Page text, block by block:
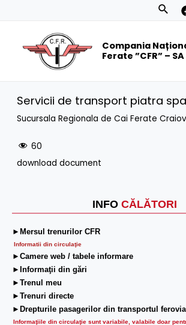
Compania
Ferate ”CFR” – SA
INFO CĂLĂTORI
►Mersul trenurilor CFR
Informatii din circulaţie
►Camere web / tabele informare
►Informaţii din gări
►Trenul meu
►Trenuri directe
►Drepturile pasagerilor din transportul
Informaţiile din circulaţie sunt variabile, valabile doar
Servicii de transport piatra
Sucursala Regionala de Cai Ferate
60
download document